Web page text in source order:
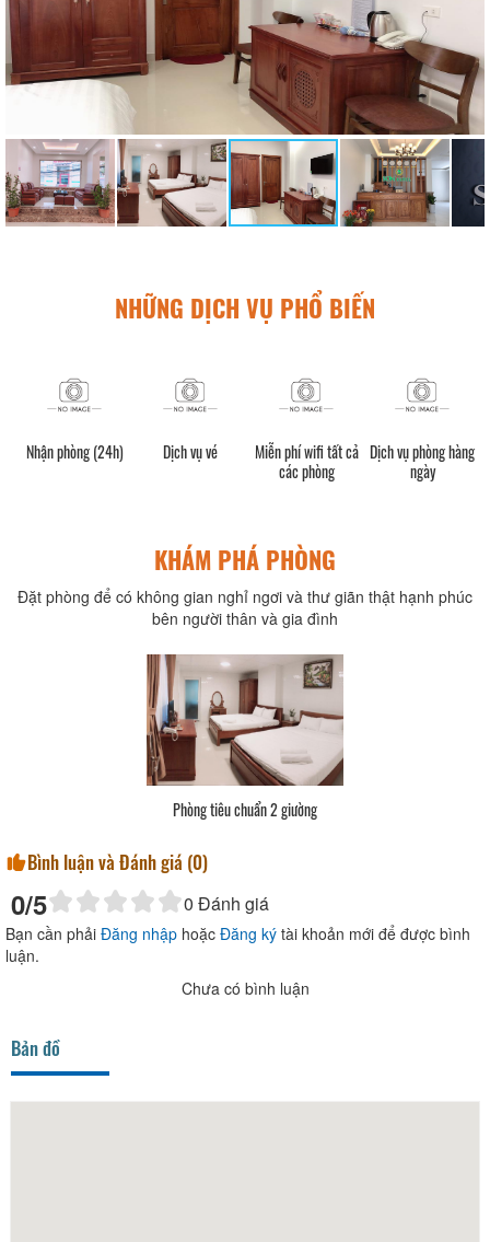
NHỮNG DỊCH VỤ PHỔ BIẾN
Nhận phòng (24h) Dịch vụ vé
Miễn phí wifi tất cả
các phòng
Dịch vụ phòng hàng
ngày
KHÁM PHÁ PHÒNG
Đặt phòng để có không gian nghỉ ngơi và thư giãn thật hạnh phúc
bên người thân và gia đình
Phòng tiêu chuẩn 2 giường
Bình luận và Đánh giá (0)
0/5 0 Đánh giá
Bạn cần phải Đăng nhập hoặc Đăng ký tài khoản mới để được bình
luận.
Chưa có bình luận
Bản đồ